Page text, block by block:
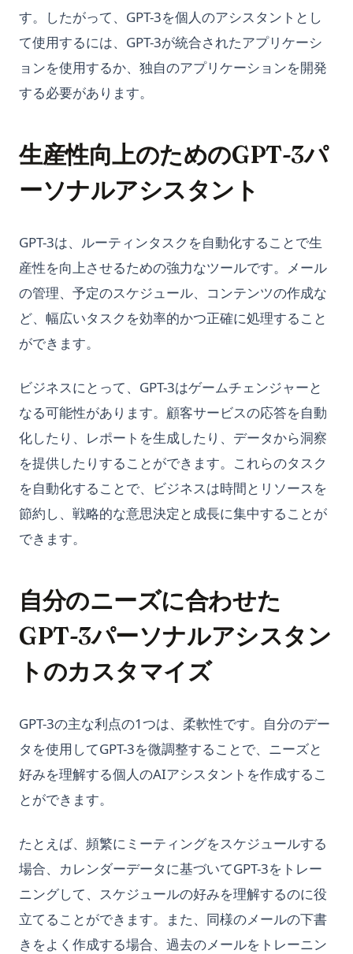
す。したがって、GPT-3を個人のアシスタントとし
て使用するには、GPT-3が統合されたアプリケーシ
ョンを使用するか、独自のアプリケーションを開発
する必要があります。
生産性向上のためのGPT-3パ
ーソナルアシスタント
GPT-3は、ルーティンタスクを自動化することで生
産性を向上させるための強力なツールです。メール
の管理、予定のスケジュール、コンテンツの作成な
ど、幅広いタスクを効率的かつ正確に処理すること
ができます。
ビジネスにとって、GPT-3はゲームチェンジャーと
なる可能性があります。顧客サービスの応答を自動
化したり、レポートを生成したり、データから洞察
を提供したりすることができます。これらのタスク
を自動化することで、ビジネスは時間とリソースを
節約し、戦略的な意思決定と成長に集中することが
できます。
自分のニーズに合わせた
GPT-3パーソナルアシスタン
トのカスタマイズ
GPT-3の主な利点の1つは、柔軟性です。自分のデー
タを使用してGPT-3を微調整することで、ニーズと
好みを理解する個人のAIアシスタントを作成するこ
とができます。
たとえば、頻繁にミーティングをスケジュールする
場合、カレンダーデータに基づいてGPT-3をトレー
ニングして、スケジュールの好みを理解するのに役
立てることができます。また、同様のメールの下書
きをよく作成する場合、過去のメールをトレーニン